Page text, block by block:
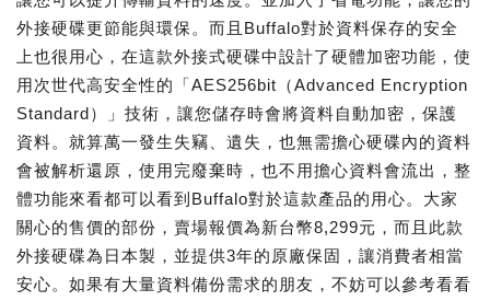
外接硬碟更節能與環保。而且Buffalo對於資料保存的安全
上也很用心，在這款外接式硬碟中設計了硬體加密功能，使
用次世代高安全性的「AES256bit（Advanced Encryption
Standard）」技術，讓您儲存時會將資料自動加密，保護
資料。就算萬一發生失竊、遺失，也無需擔心硬碟內的資料
會被解析還原，使用完廢棄時，也不用擔心資料會流出，整
體功能來看都可以看到Buffalo對於這款產品的用心。大家
關心的售價的部份，賣場報價為新台幣8,299元，而且此款
外接硬碟為日本製，並提供3年的原廠保固，讓消費者相當
安心。如果有大量資料備份需求的朋友，不妨可以參考看看